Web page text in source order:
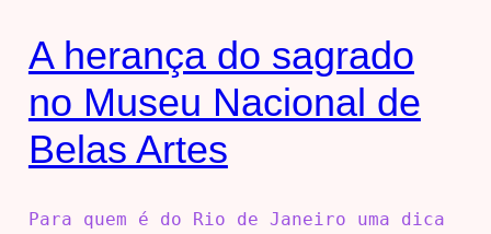
A herança do sagrado
no Museu Nacional de
Belas Artes
Para quem é do Rio de Janeiro uma dica